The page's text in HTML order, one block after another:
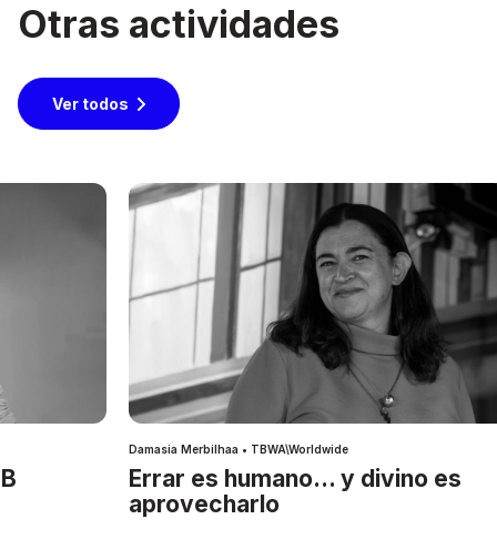
Otras actividades
Ver todos
Damasia Merbilhaa • TBWA\Worldwide
Errar es humano… y divino es
aprovecharlo